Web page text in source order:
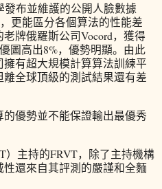
發布並維護的公開人臉數據
更能區分各個算法的性能差
牌俄羅斯公司Vocord，獲得
圖高出8%，優勢明顯。由此
有超大規模計算算法訓練平
全球頂級的測試結果還有差
優勢並不能保證輸出最優秀
）主持的FRVT，除了主持機構
還來自其評測的嚴謹和全麵